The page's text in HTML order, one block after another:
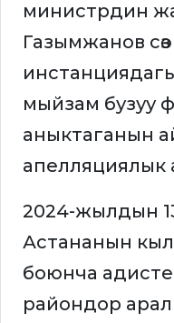
министрдин
Газымжанов
мыйзам бузуу
аныктаганын
апелляциялык
2024-жылдын
Астананын
боюнча
райондор